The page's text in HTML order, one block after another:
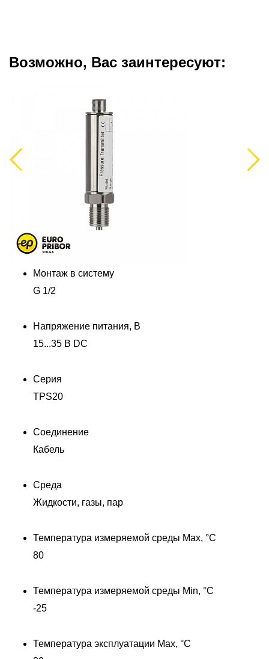
Возможно, Вас заинтересуют:
Previous
Монтаж в систему
G 1/2
Напряжение питания, В
15...35 В DC
Серия
TPS20
Соединение
Кабель
Среда
Жидкости, газы, пар
Температура измеряемой среды Max, °C
80
Температура измеряемой среды Min, °C
-25
Температура эксплуатации Max, °C
Next